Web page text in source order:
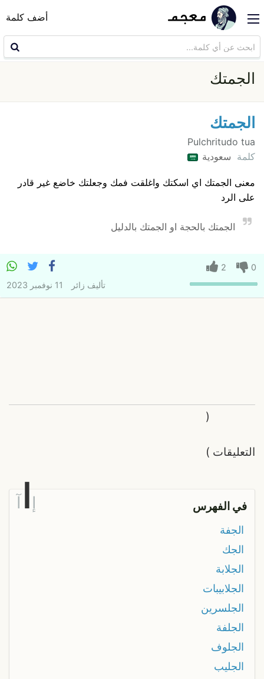
أضف كلمة
الجمتك
الجمتك
Pulchritudo tua
كلمة سعودية
معنى الجمتك اي اسكتك واغلقت فمك وجعلتك خاضع غير قادر
على الرد
الجمتك بالحجة او الجمتك بالدليل
0
2
تأليف زائر 11 نوفمبر 2023
التعليقات
(
)
في الفهرس إ آ
الجفة
الجك
الجلابة
الجلابيبات
الجلسرين
الجلفة
الجلوف
الجليب